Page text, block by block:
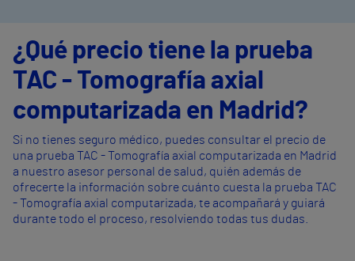
¿Qué precio tiene la prueba
TAC - Tomografía axial
computarizada en Madrid?
Si no tienes seguro médico, puedes consultar el precio de
una prueba TAC - Tomografía axial computarizada en Madrid
a nuestro asesor personal de salud, quién además de
ofrecerte la información sobre cuánto cuesta la prueba TAC
- Tomografía axial computarizada, te acompañará y guiará
durante todo el proceso, resolviendo todas tus dudas.